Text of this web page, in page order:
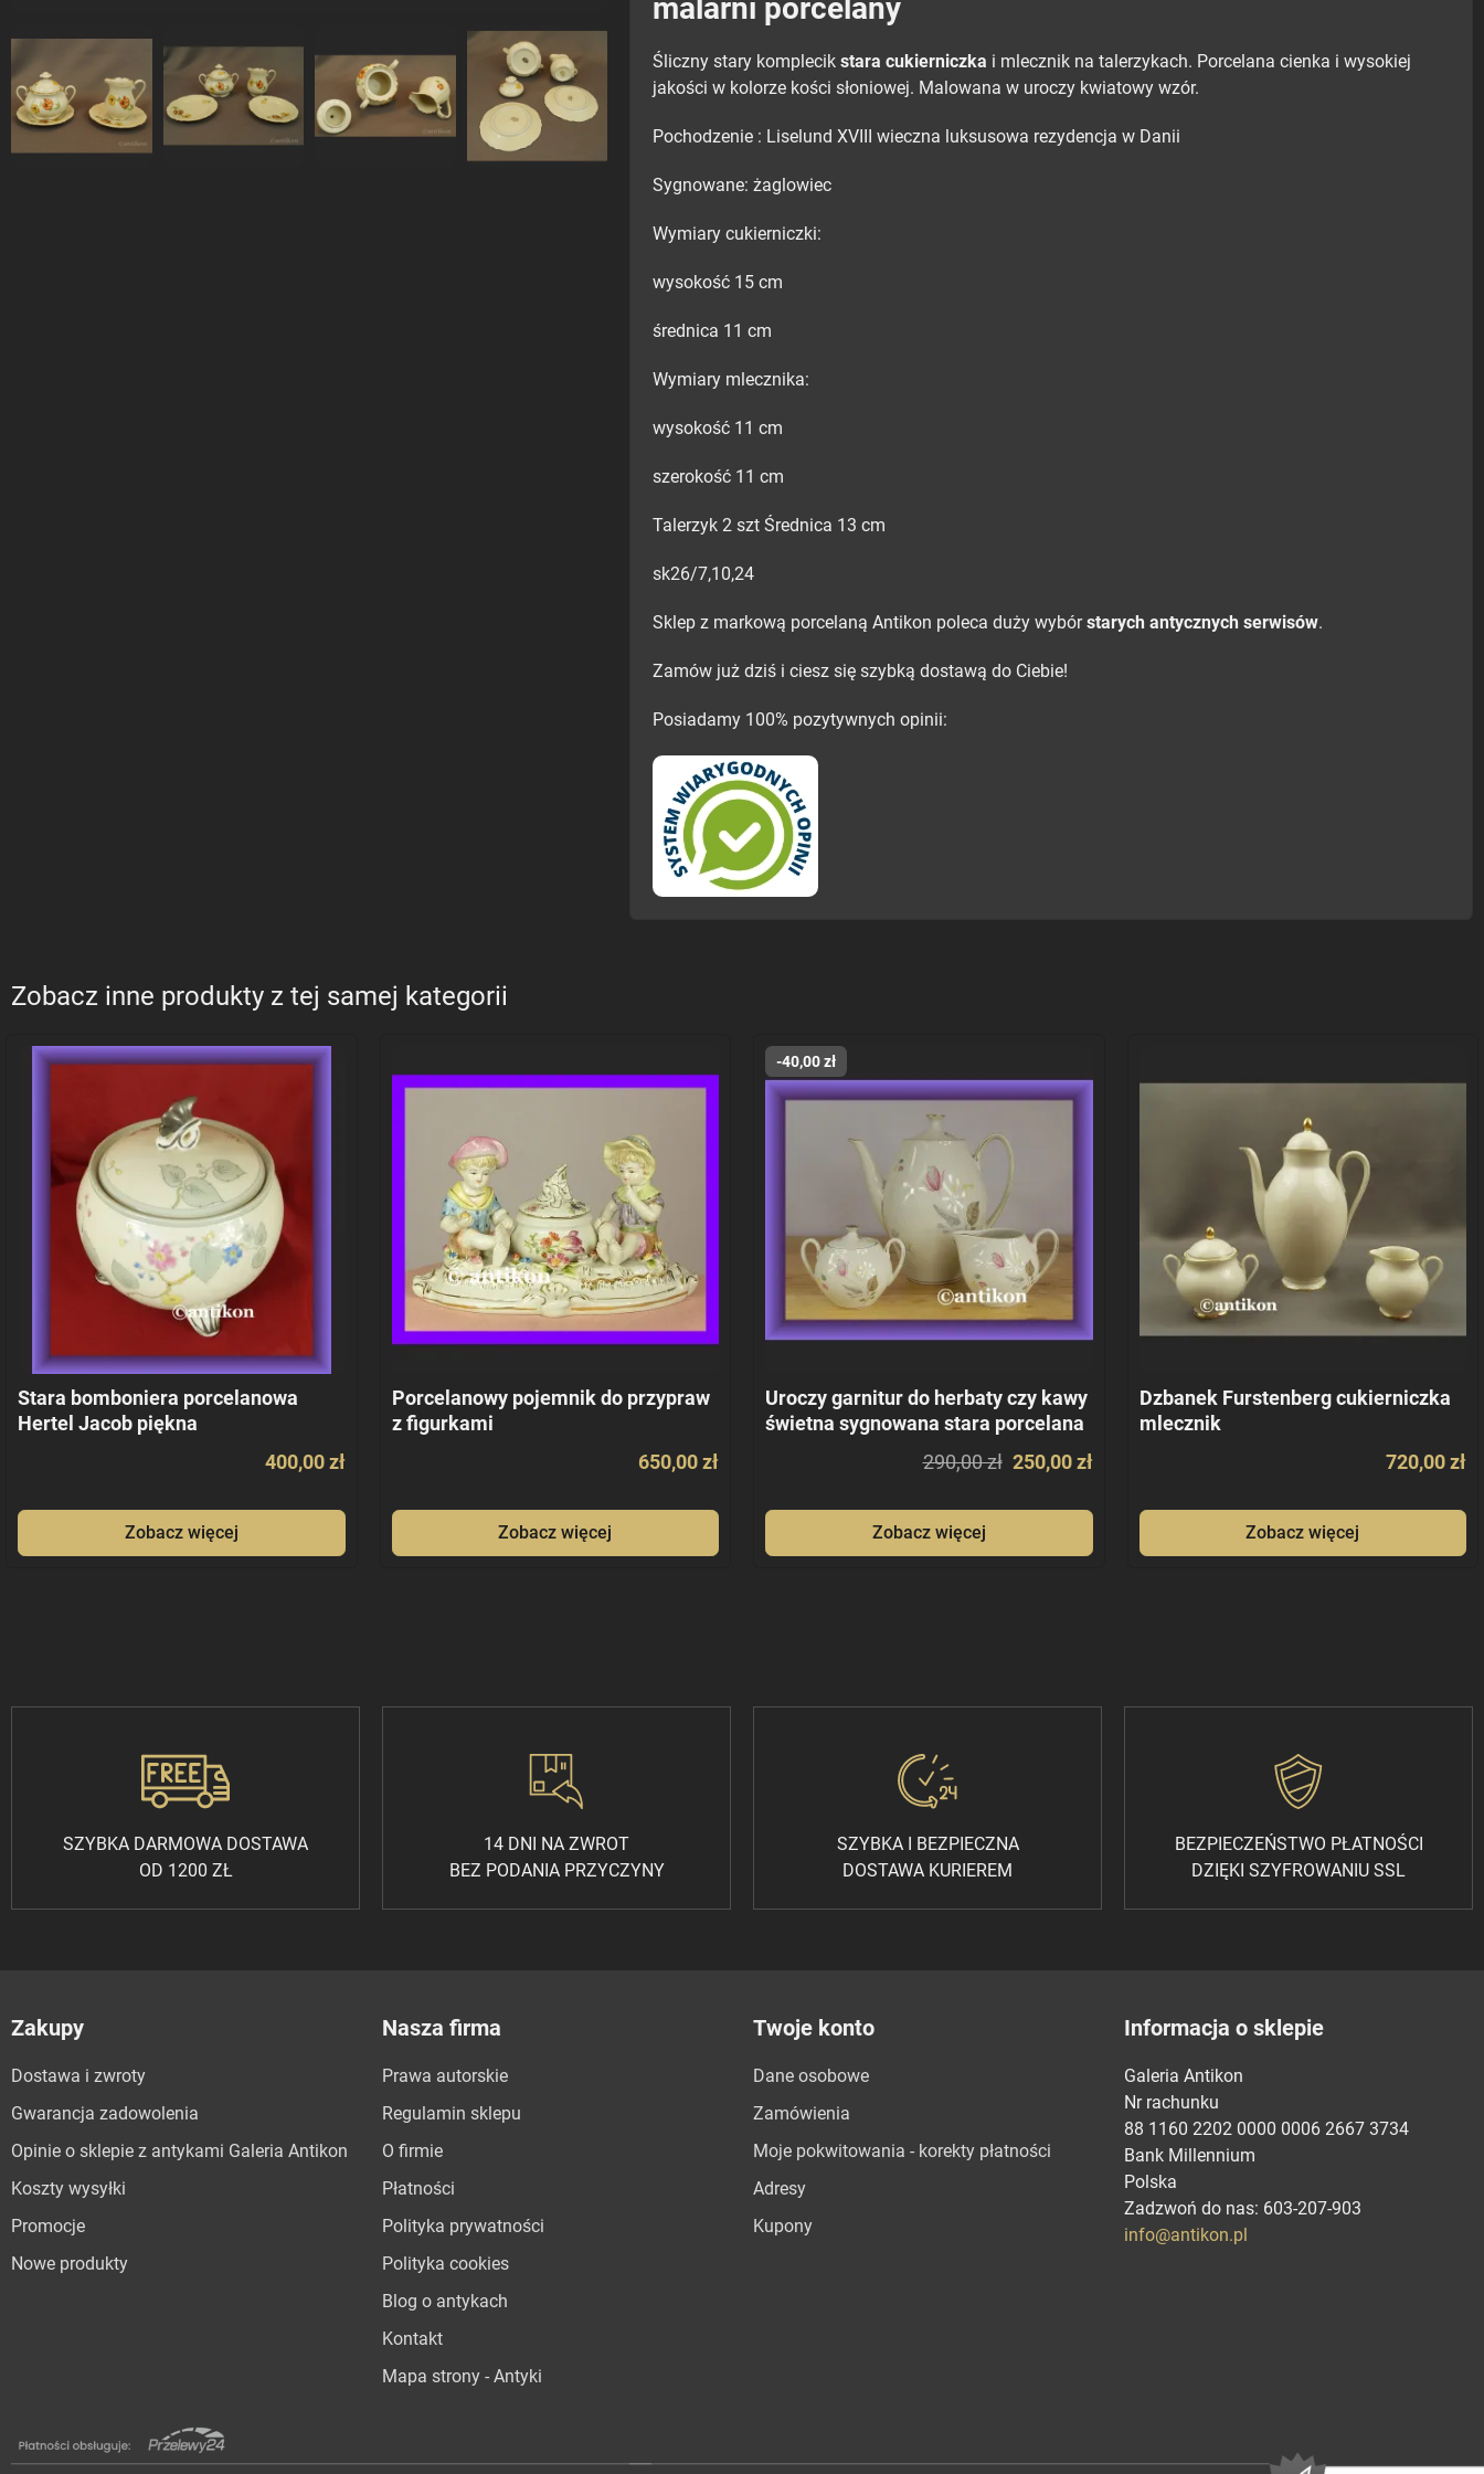
malarni porcelany
Śliczny stary komplecik stara cukierniczka i mlecznik na talerzykach. Porcelana cienka i wysokiej
jakości w kolorze kości słoniowej. Malowana w uroczy kwiatowy wzór.
Pochodzenie : Liselund XVIII wieczna luksusowa rezydencja w Danii
Sygnowane: żaglowiec
Wymiary cukierniczki:
wysokość 15 cm
średnica 11 cm
Wymiary mlecznika:
wysokość 11 cm
szerokość 11 cm
Talerzyk 2 szt Średnica 13 cm
sk26/7,10,24
Sklep z markową porcelaną Antikon poleca duży wybórstarych antycznych serwisów.
Zamów już dziś i ciesz się szybką dostawą do Ciebie!
Posiadamy 100% pozytywnych opinii:
Zobacz inne produkty z tej samej kategorii
Stara bomboniera porcelanowa
Hertel Jacob piękna
400,00 zł
Zobacz więcej
Porcelanowy pojemnik do przypraw
z figurkami
650,00 zł
Zobacz więcej
-40,00 zł
Uroczy garnitur do herbaty czy kawy
świetna sygnowana stara porcelana
290,00 zł 250,00 zł
Zobacz więcej
Dzbanek Furstenberg cukierniczka
mlecznik
720,00 zł
Zobacz więcej
SZYBKA DARMOWA DOSTAWA
OD 1200 ZŁ
14 DNI NA ZWROT
BEZ PODANIA PRZYCZYNY
SZYBKA I BEZPIECZNA
DOSTAWA KURIEREM
BEZPIECZEŃSTWO PŁATNOŚCI
DZIĘKI SZYFROWANIU SSL
Zakupy
Dostawa i zwroty
Gwarancja zadowolenia
Opinie o sklepie z antykami Galeria Antikon
Koszty wysyłki
Promocje
Nowe produkty
Nasza firma
Prawa autorskie
Regulamin sklepu
O firmie
Płatności
Polityka prywatności
Polityka cookies
Blog o antykach
Kontakt
Mapa strony - Antyki
Twoje konto
Dane osobowe
Zamówienia
Moje pokwitowania - korekty płatności
Adresy
Kupony
Informacja o sklepie
Galeria Antikon
Nr rachunku
88 1160 2202 0000 0006 2667 3734
Bank Millennium
Polska
Zadzwoń do nas: 603-207-903
info@antikon.pl